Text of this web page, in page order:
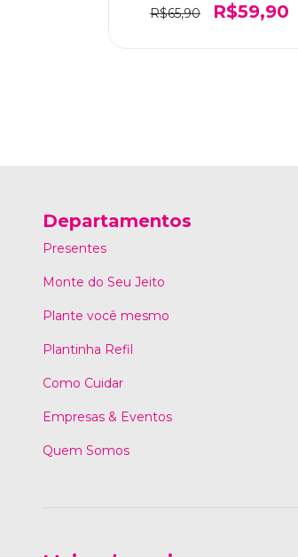
R$65,90 R$59,90
Departamentos
Presentes
Monte do Seu Jeito
Plante você mesmo
Plantinha Refil
Como Cuidar
Empresas & Eventos
Quem Somos